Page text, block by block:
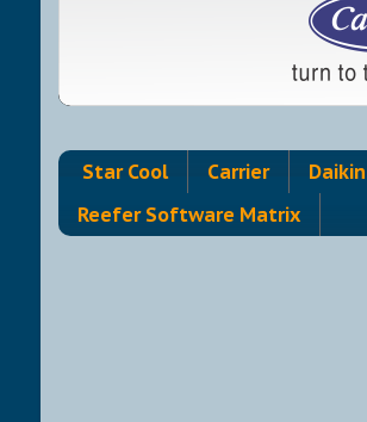
Star Cool Carrier Daikin
Reefer Software Matrix